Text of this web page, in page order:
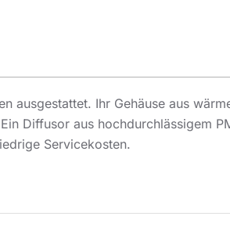
ausgestattet. Ihr Gehäuse aus
Diffusor aus hochdurchlässigem
Servicekosten.